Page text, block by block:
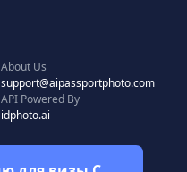
About Us
support@aipassportphoto.com
API Powered By
idphoto.ai